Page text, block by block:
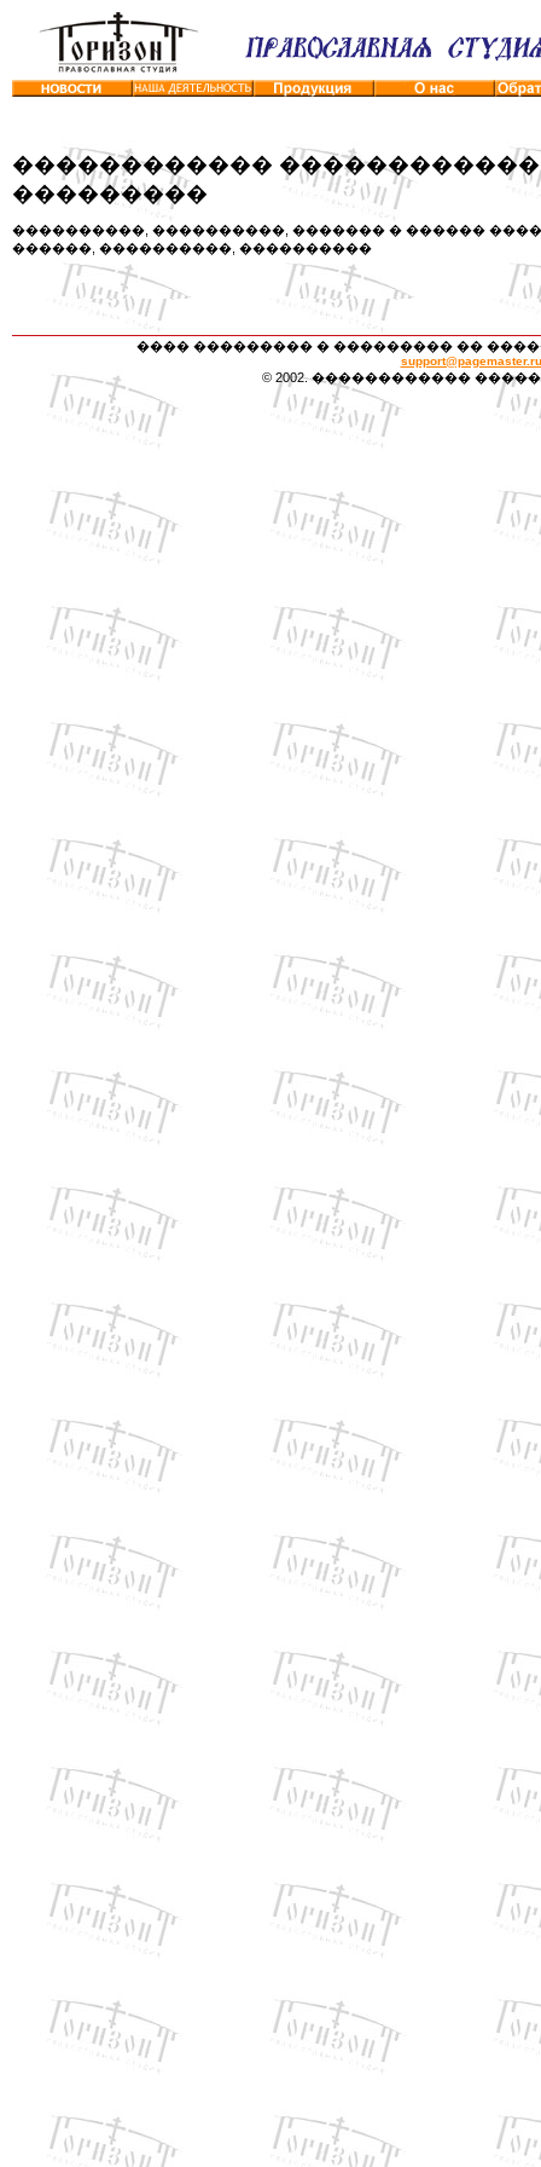
������������
���������
����������, ����������, ������� � ������
������, ����������, ����������
���� ��������� � ��������� ��
support@pagemaster.ru
© 2002. ������������